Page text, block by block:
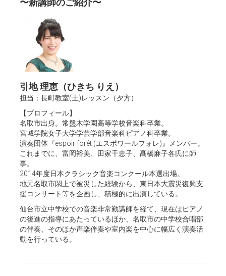
〜新講師のご紹介〜
引地 理恵（ひきち りえ）
担当：長町教室(土)レッスン（夕方）
【プロフィール】
名取市出身。常盤木学園高等学校音楽科卒業。
宮城学院女子大学学芸学部音楽科ピアノ科卒業。
演奏団体『espoir forêt (エスポワールフォレ)』メンバー。
これまでに、富岡裕美、田家千恵子、髙橋麻子各氏に師
事。
2014年度日本クラシック音楽コンクール本選出場。
地元名取市閖上で被災した経験から、東日本大震災復興支
援コンサート等を企画し、積極的に出演している。
仙台市立中学校での音楽非常勤講師を経て、現在はピアノ
の後進の指導にあたっているほか、名取市の中学校合唱部
の伴奏、そのほか声楽伴奏や室内楽を中心に幅広く演奏活
動を行っている。